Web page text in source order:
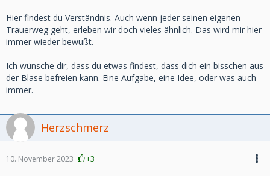
Verrückte Welt.
Hier findest du Verständnis. Auch wenn jeder seinen eigenen
Trauerweg geht, erleben wir doch vieles ähnlich. Das wird mir hier
immer wieder bewußt.
Ich wünsche dir, dass du etwas findest, dass dich ein bisschen aus
der Blase befreien kann. Eine Aufgabe, eine Idee, oder was auch
immer.
Herzschmerz
10. November 2023 +3